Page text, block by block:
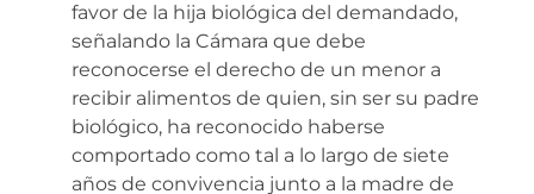
favor de la hija biológica del demandado,
señalando la Cámara que debe
reconocerse el derecho de un menor a
recibir alimentos de quien, sin ser su padre
biológico, ha reconocido haberse
comportado como tal a lo largo de siete
años de convivencia junto a la madre de